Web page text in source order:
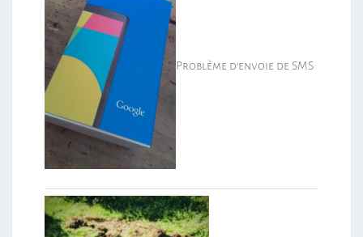
Problème d’envoie de SMS